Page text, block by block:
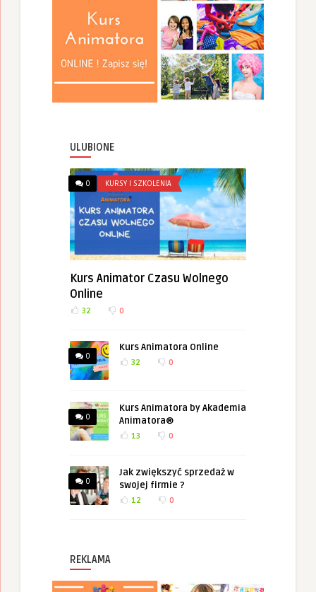
ULUBIONE
0 KURSY I SZKOLENIA
Kurs Animator Czasu Wolnego
Online
32 0
0
Kurs Animatora Online
32 0
0
Kurs Animatora by Akademia
Animatora®
13 0
0
Jak zwiększyć sprzedaż w
swojej firmie ?
12 0
REKLAMA